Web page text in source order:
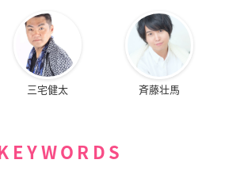
三宅健太 斉藤壮馬
KEYWORDS